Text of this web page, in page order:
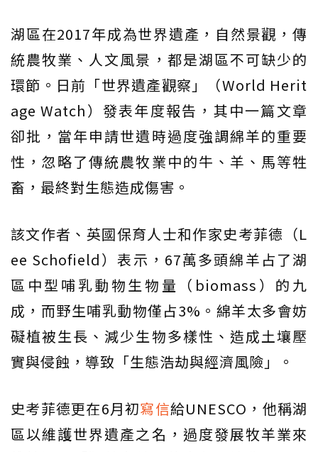
湖區在2017年成為世界遺產，自然景觀，傳
統農牧業、人文風景，都是湖區不可缺少的
環節。日前「世界遺產觀察」（World Herit
age Watch）發表年度報告，其中一篇文章
卻批，當年申請世遺時過度強調綿羊的重要
性，忽略了傳統農牧業中的牛、羊、馬等牲
畜，最終對生態造成傷害。
該文作者、英國保育人士和作家史考菲德（L
ee Schofield）表示，67萬多頭綿羊占了湖
區中型哺乳動物生物量（biomass）的九
成，而野生哺乳動物僅占3%。綿羊太多會妨
礙植被生長、減少生物多樣性、造成土壤壓
實與侵蝕，導致「生態浩劫與經濟風險」。
史考菲德更在6月初寫信給UNESCO，他稱湖
區以維護世界遺產之名，過度發展牧羊業來